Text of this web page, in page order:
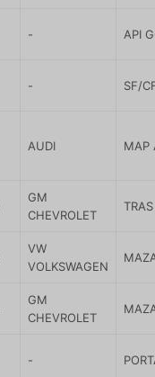
- API
- SF/
AUDI MAP
GM
CHEVROLET
VW
VOLKSWAGEN
GM
CHEVROLET
-